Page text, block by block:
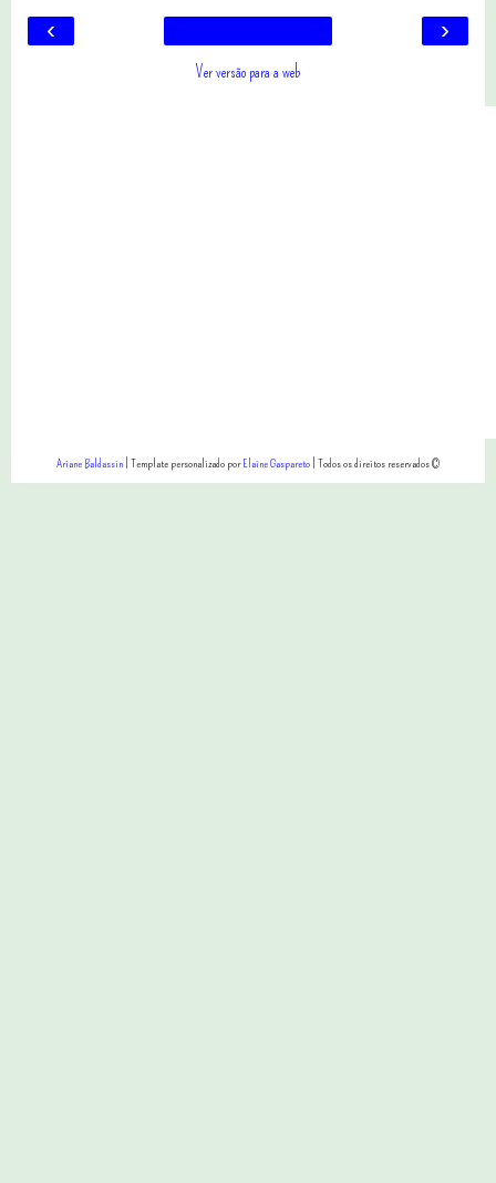
‹ ›
Ver versão para a web
Ariane Baldassin| Template personalizado porElaine Gaspareto| Todos os direitos reservados ©